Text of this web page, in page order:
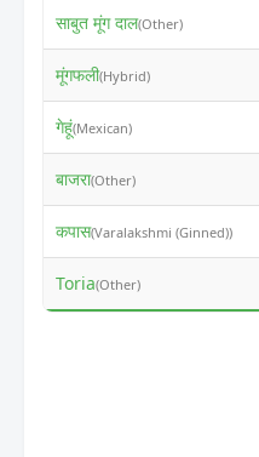
साबुत मूंग दाल(Other)
मूंगफली(Hybrid)
गेहूं(Mexican)
बाजरा(Other)
कपास(Varalakshmi (Ginned))
Toria(Other)